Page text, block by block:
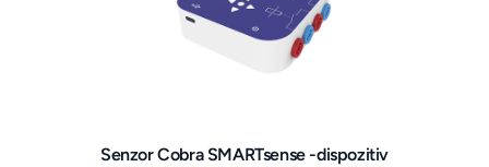
Senzor Cobra SMARTsense -dispozitiv